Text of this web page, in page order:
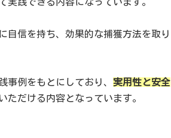
自信を持ち、効果的な捕獲方法を取り
事例をもとにしており、 実用性と安全
だける内容となっています。